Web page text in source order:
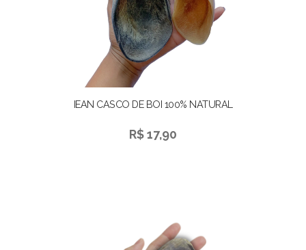
IEAN CASCO DE BOI 100% NATURAL
R$ 17,90